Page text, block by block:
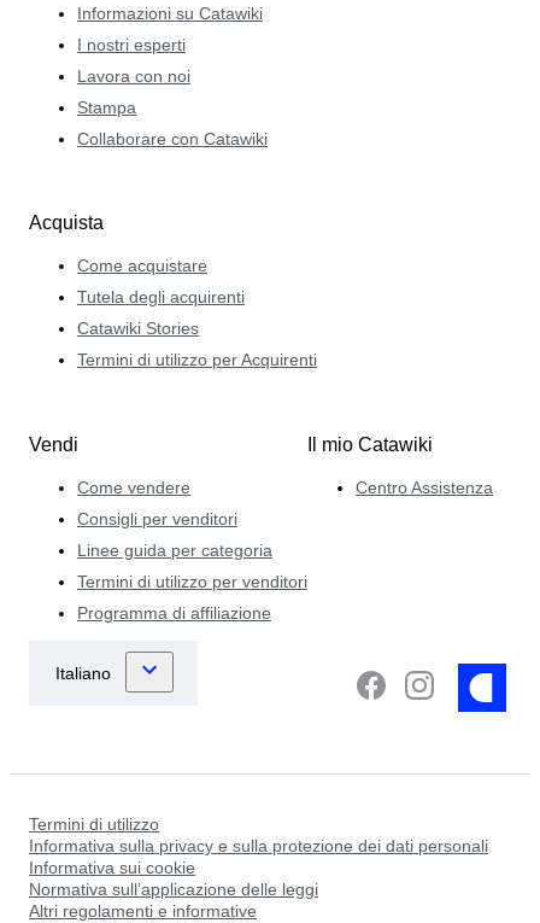
Informazioni su Catawiki
I nostri esperti
Lavora con noi
Stampa
Collaborare con Catawiki
Acquista
Come acquistare
Tutela degli acquirenti
Catawiki Stories
Termini di utilizzo per Acquirenti
Vendi
Come vendere
Consigli per venditori
Linee guida per categoria
Termini di utilizzo per venditori
Programma di affiliazione
Il mio Catawiki
Centro Assistenza
Termini di utilizzo
Informativa sulla privacy e sulla protezione dei dati personali
Informativa sui cookie
Normativa sull’applicazione delle leggi
Altri regolamenti e informative